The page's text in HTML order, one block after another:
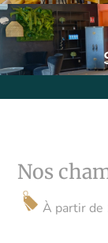
Nos
À partir de